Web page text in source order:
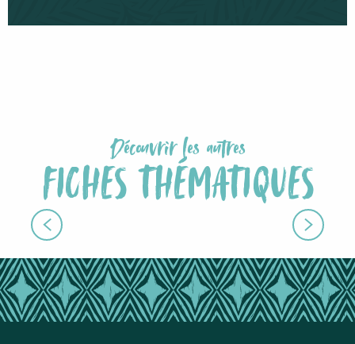
Découvrir les autres
FICHES THÉMATIQUES
LES EXPRESSIONS LOCALES